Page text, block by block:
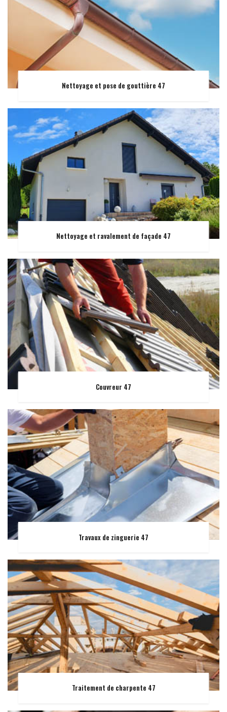
Nettoyage et pose de gouttière 47
Nettoyage et ravalement de façade 47
Couvreur 47
Travaux de zinguerie 47
Traitement de charpente 47